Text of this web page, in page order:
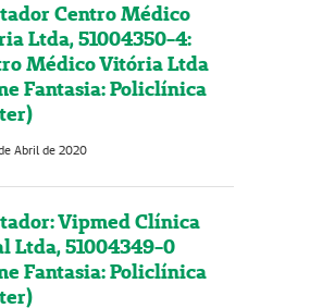
Centro Médico
Ltda, 51004350-4:
Médico Vitória Ltda
Fantasia: Policlínica
Abril de 2020
Vipmed Clínica
Ltda, 51004349-0
Fantasia: Policlínica